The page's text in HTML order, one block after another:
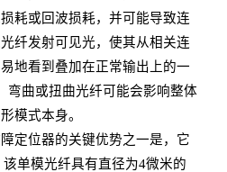
耗或回波损耗，并可能导致连
光纤发射可见光，使其从相关连
地看到叠加在正常输出上的一
弯曲或扭曲光纤可能会影响整体
模式本身。
定位器的关键优势之一是，它
单模光纤具有直径为4微米的